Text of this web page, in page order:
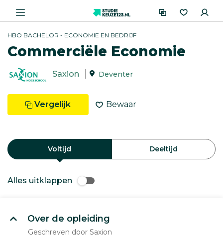
HBO BACHELOR - ECONOMIE EN BEDRIJF
Commerciële Economie
Saxion Deventer
Vergelijk Bewaar
Voltijd Deeltijd
Alles uitklappen
Over de opleiding
Geschreven door Saxion